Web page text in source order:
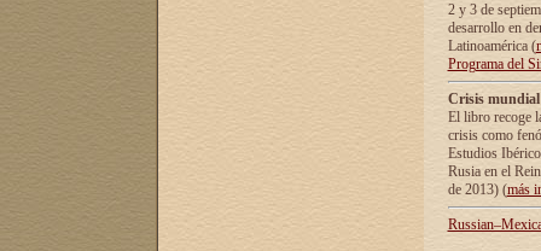
2 y 3 de
desarrollo en
Latinoamérica (
Programa del
Crisis
El libro recoge
crisis como
Estudios
Rusia en el
de 2013) (más